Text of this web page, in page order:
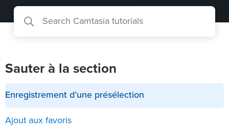
Sauter à la section
Enregistrement d’une présélection
Ajout aux favoris